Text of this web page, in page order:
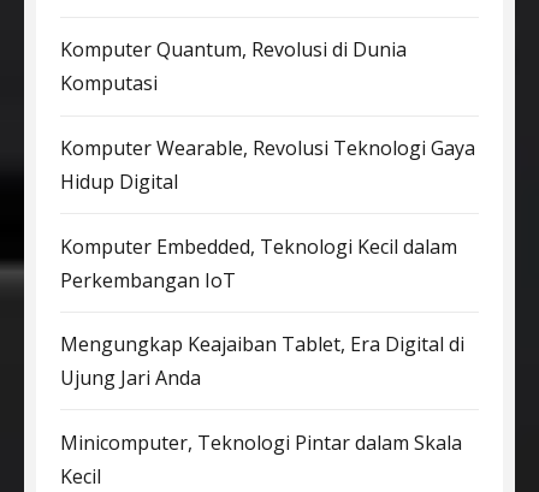
Komputer Quantum, Revolusi di Dunia
Komputasi
Komputer Wearable, Revolusi Teknologi Gaya
Hidup Digital
Komputer Embedded, Teknologi Kecil dalam
Perkembangan IoT
Mengungkap Keajaiban Tablet, Era Digital di
Ujung Jari Anda
Minicomputer, Teknologi Pintar dalam Skala
Kecil